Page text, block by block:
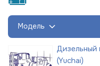
Модель
(Yuchai)